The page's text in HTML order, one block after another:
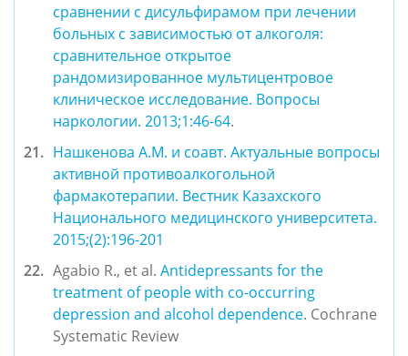
сравнении с дисульфирамом при лечении
больных с зависимостью от алкоголя:
сравнительное открытое
рандомизированное мультицентровое
клиническое исследование. Вопросы
наркологии. 2013;1:46-64.
Нашкенова А.М. и соавт. Актуальные вопросы
активной противоалкогольной
фармакотерапии. Вестник Казахского
2015;(2):196-201
Agabio R., et al. Antidepressants for the
treatment of people with co-occurring
depression and alcohol dependence. Cochrane
Systematic Review